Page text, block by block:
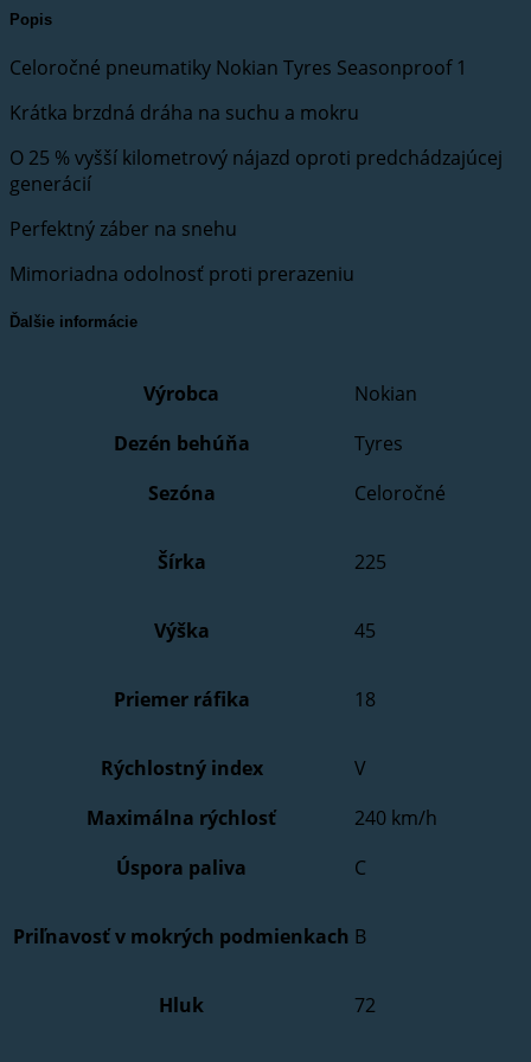
Popis
Celoročné pneumatiky Nokian Tyres Seasonproof 1
Krátka brzdná dráha na suchu a mokru
O 25 % vyšší kilometrový nájazd oproti predchádzajúcej
generácií
Perfektný záber na snehu
Mimoriadna odolnosť proti prerazeniu
Ďalšie informácie
Výrobca
Nokian
Dezén behúňa
Tyres
Sezóna
Celoročné
Šírka 225
Výška 45
Priemer ráfika 18
Rýchlostný index
V
Maximálna rýchlosť
240 km/h
Úspora paliva
C
Priľnavosť v mokrých podmienkach B
Hluk 72